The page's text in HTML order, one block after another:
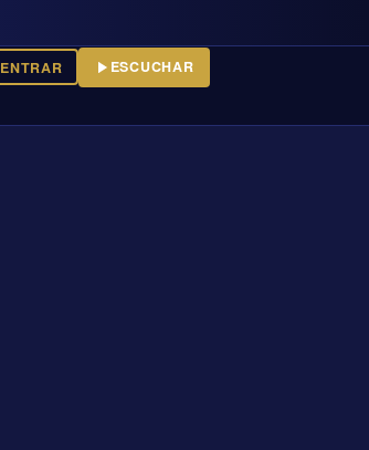
ENTRAR ESCUCHAR